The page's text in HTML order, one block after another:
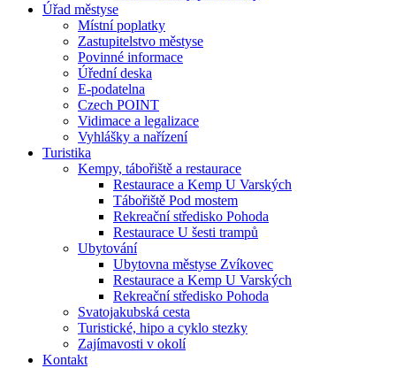
Úřad městyse
Místní poplatky
Zastupitelstvo městyse
Povinné informace
Úřední deska
E-podatelna
Czech POINT
Vidimace a legalizace
Vyhlášky a nařízení
Turistika
Kempy, tábořiště a restaurace
Restaurace a Kemp U Varských
Tábořiště Pod mostem
Rekreační středisko Pohoda
Restaurace U šesti trampů
Ubytování
Ubytovna městyse Zvíkovec
Restaurace a Kemp U Varských
Rekreační středisko Pohoda
Svatojakubská cesta
Turistické, hipo a cyklo stezky
Zajímavosti v okolí
Kontakt